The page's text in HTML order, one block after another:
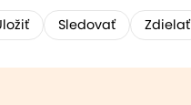
Sledovať Zdielať